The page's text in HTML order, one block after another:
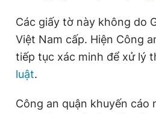
Các giấy tờ này không do
Việt Nam cấp. Hiện Công
tiếp tục xác minh để xử lý
luật.
Công an quận khuyến cáo